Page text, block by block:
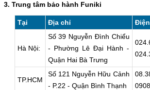
3. Trung tâm bảo hành Funiki
Tại Địa chỉ
Hà Nội:
Số 39 Nguyễn Đình Chiểu
- Phường Lê Đại Hành -
Quận Hai Bà Trưng
TP.HCM
Số 121 Nguyễn Hữu Cảnh
- P.22 - Quận Bình Thạnh